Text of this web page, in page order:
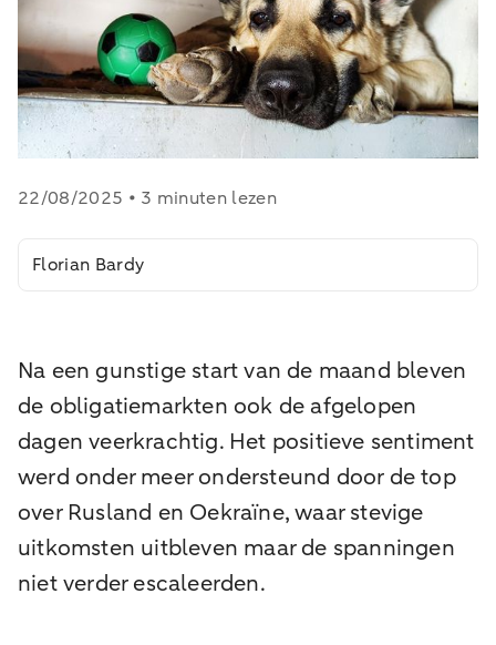
22/08/2025 • 3 minuten lezen
Florian Bardy
Na een gunstige start van de maand bleven
de obligatiemarkten ook de afgelopen
dagen veerkrachtig. Het positieve sentiment
werd onder meer ondersteund door de top
over Rusland en Oekraïne, waar stevige
uitkomsten uitbleven maar de spanningen
niet verder escaleerden.